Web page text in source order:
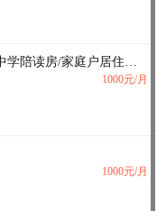
即墨城南小学/一中/环秀中学陪读房/家庭户居住房屋出租
1000元/月
1000元/月